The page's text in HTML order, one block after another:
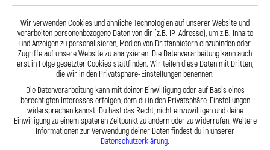
Stahlflex Bremsleitung für: Polestar 2
Stahlflex Bremsleitung für: Polestar 2
V Baujahr:06|2020-07|2020 Motor:2
Wir verwenden Cookies und ähnliche Technologien auf unserer Website und
verarbeiten personenbezogene Daten von dir (z.B. IP-Adresse), um z.B. Inhalte
und Anzeigen zu personalisieren, Medien von Drittanbietern einzubinden oder
Zugriffe auf unsere Website zu analysieren. Die Datenverarbeitung kann auch
erst in Folge gesetzter Cookies stattfinden. Wir teilen diese Daten mit Dritten,
die wir in den Privatsphäre-Einstellungen benennen.
Die Datenverarbeitung kann mit deiner Einwilligung oder auf Basis eines
berechtigten Interesses erfolgen, dem du in den Privatsphäre-Einstellungen
widersprechen kannst. Du hast das Recht, nicht einzuwilligen und deine
Einwilligung zu einem späteren Zeitpunkt zu ändern oder zu widerrufen. Weitere
Informationen zur Verwendung deiner Daten findest du in unserer
Datenschutzerklärung.